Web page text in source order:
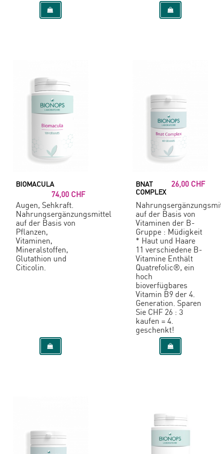
BIOMACULA
74,00 CHF
Augen, Sehkraft.
Nahrungsergänzungsmittel
auf der Basis von
Pflanzen,
Vitaminen,
Mineralstoffen,
Glutathion und
Citicolin.
BNAT
COMPLEX
26,00 CHF
auf der Basis von
Vitaminen der B-
Gruppe : Müdigkeit
* Haut und Haare
11 verschiedene B-
Vitamine Enthält
Quatrefolic®, ein
hoch
bioverfügbares
Vitamin B9 der 4.
Generation. Sparen
Sie CHF 26 : 3
kaufen = 4.
geschenkt!